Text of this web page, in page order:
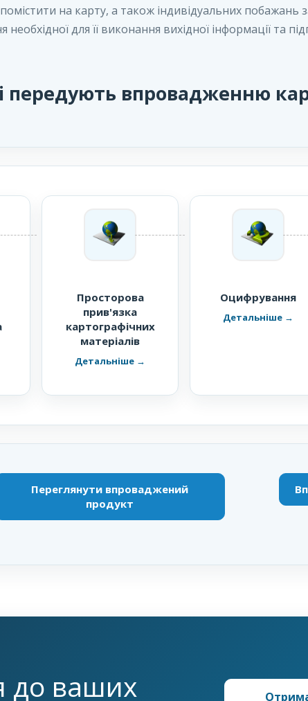
помістити на карту, а також індивідуальних
для її виконання вихідної інформації та
передують впровадженню
Просторова
прив'язка
картографічних
матеріалів
Оцифрування
Переглянути впроваджений
продукт
до ваших